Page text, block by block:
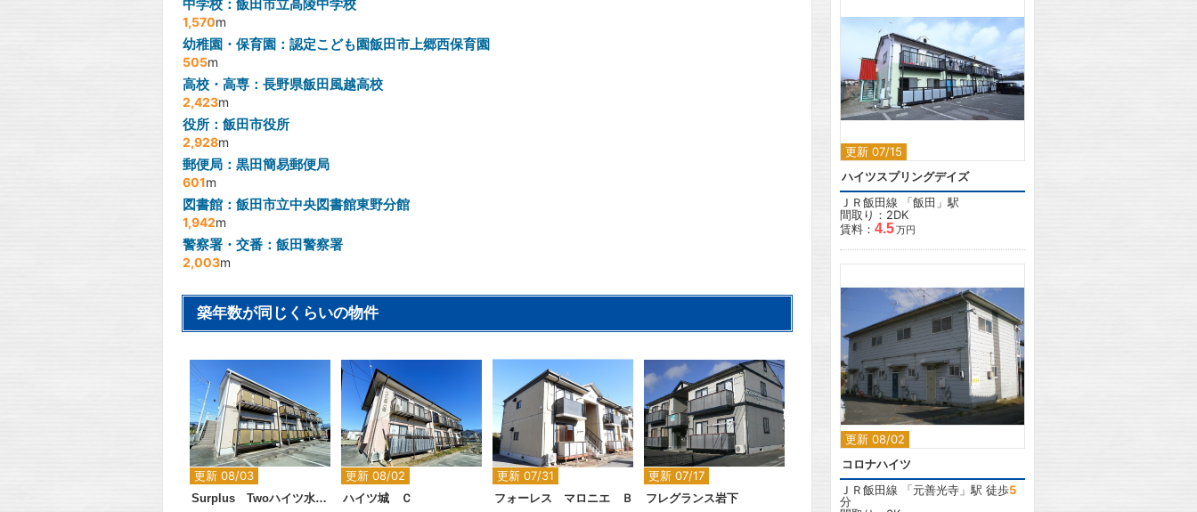
中学校：飯田市立高陵中学校
1,570m
幼稚園・保育園：認定こども園飯田市上郷西保育園
505m
高校・高専：長野県飯田風越高校
2,423m
役所：飯田市役所
2,928m
郵便局：黒田簡易郵便局
601m
図書館：飯田市立中央図書館東野分館
1,942m
警察署・交番：飯田警察署
2,003m
築年数が同じくらいの物件
更新 08/03
2
Surplus Twoハイツ水城北
更新 08/02
2
ハイツ城 Ｃ
更新 07/31
2
フォーレス マロニエ Ｂ
更新 07/17
2
フレグランス岩下
更新 07/15
2
ハイツスプリングデイズ
ＪＲ飯田線 「飯田 」駅
間取り：2DK
賃料： 4.5万円
更新 08/02
2
コロナハイツ
ＪＲ飯田線 「元善光寺 」駅 徒歩5
分